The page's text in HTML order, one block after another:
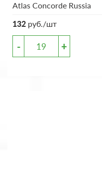
Atlas Concorde Russia
132 руб./шт
- +